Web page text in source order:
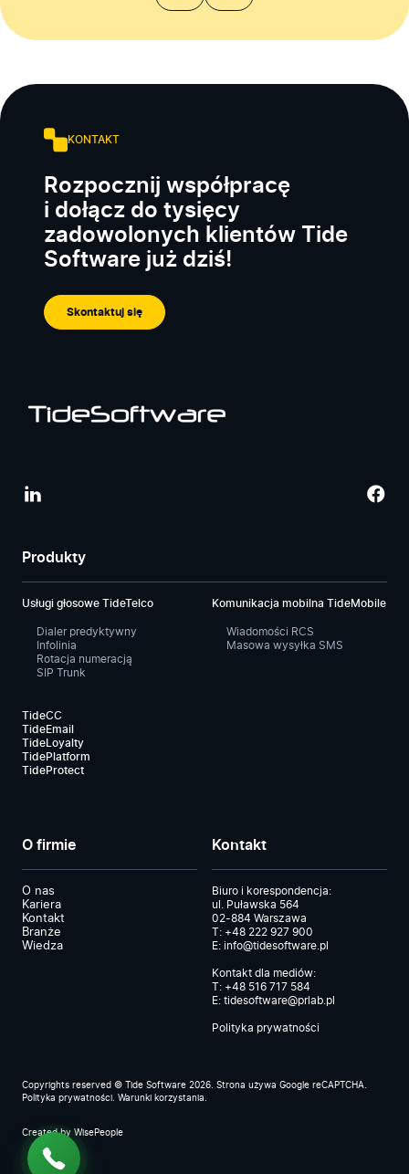
KONTAKT
Rozpocznij współpracę
i dołącz do tysięcy
zadowolonych klientów Tide
Software już dziś!
Skontaktuj się
Produkty
Usługi głosowe TideTelco
Dialer predyktywny
Infolinia
Rotacja numeracją
SIP Trunk
Komunikacja mobilna TideMobile
Wiadomości RCS
Masowa wysyłka SMS
TideCC
TideEmail
TideLoyalty
TidePlatform
TideProtect
O firmie
O nas
Kariera
Kontakt
Branże
Wiedza
Kontakt
Biuro i korespondencja:
ul. Puławska 564
02-884 Warszawa
T: +48 222 927 900
E: info@tidesoftware.pl
Kontakt dla mediów:
T: +48 516 717 584
E: tidesoftware@prlab.pl
Polityka prywatności
Copyrights reserved © Tide Software 2026. Strona używa Google reCAPTCHA.
Polityka prywatności
Warunki korzystania
Created by WisePeople